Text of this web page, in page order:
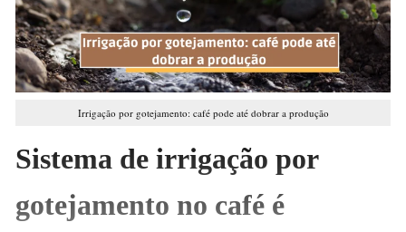
Irrigação por gotejamento: café pode até dobrar a produção
Sistema de irrigação por
gotejamento no café é